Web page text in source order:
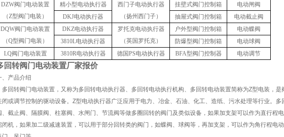
DZW阀门电动装置
（Z型阀门电装）
精小型电动执行器
西门子电动执行器
（扬州西门子）
挂壁式阀门控制箱
电动闸阀
DKJ电动执行器 抽屉式阀门控制箱
电动截止阀
DQW阀门电动装置
（Q型阀门电装）
DKZ电动执行器
罗托克电动执行器
（英国罗托克）
户外型阀门控制箱
电动蝶阀
3810L电动执行器 防爆型阀门控制箱
电动球阀
LQ阀门电动装置 3810R电动执行器 德国PS电动执行器 BFA型阀门控制器 电动调节
回转阀门电动装置厂家报价
、产品介绍
回转阀门电动装置，又称为多回转电动执行器、多回转电动执行机构、多回转电动装置简称为Z型电装，是
闭或调节控制的驱动设备。Z型电动执行器广泛应用于电力、冶金、石油、化工、造纸、污水处理等行业。多
、截止阀、隔膜阀、柱塞阀、水闸门、节流阀等做多圈回转的阀门及类似设备，如果加支架可以作为直行程
闭机，如果加二级减速装置，可以用于部分回转类的阀门，如蝶阀、球阀等，再加支架，可以作为角行程电